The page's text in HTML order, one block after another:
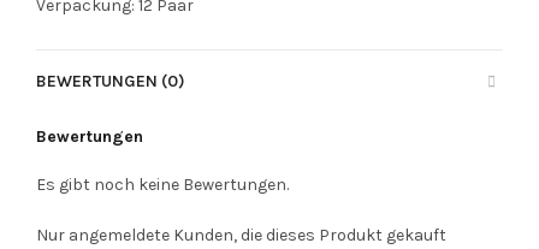
Verpackung: 12 Paar
BEWERTUNGEN (0)
Bewertungen
Es gibt noch keine Bewertungen.
Nur angemeldete Kunden, die dieses Produkt gekauft